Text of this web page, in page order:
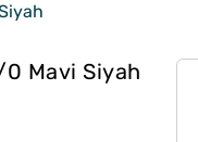
0 Mavi Siyah